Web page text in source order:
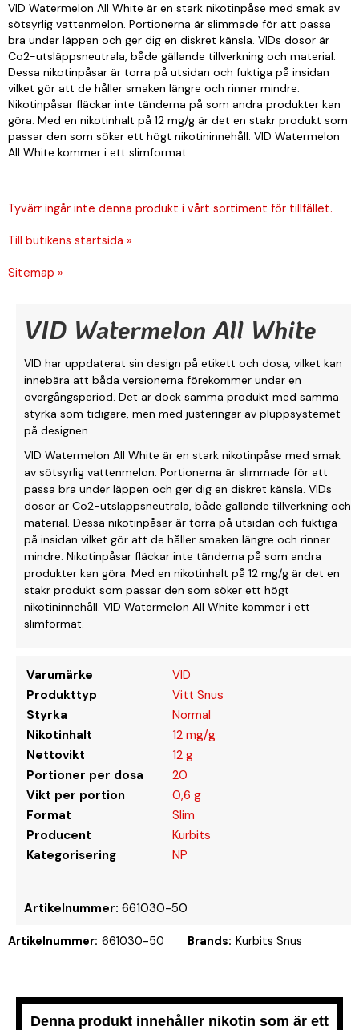
VID Watermelon All White är en stark nikotinpåse med smak av
sötsyrlig vattenmelon. Portionerna är slimmade för att passa
bra under läppen och ger dig en diskret känsla. VIDs dosor är
Co2-utsläppsneutrala, både gällande tillverkning och material.
Dessa nikotinpåsar är torra på utsidan och fuktiga på insidan
vilket gör att de håller smaken längre och rinner mindre.
Nikotinpåsar fläckar inte tänderna på som andra produkter kan
göra. Med en nikotinhalt på 12 mg/g är det en stakr produkt som
passar den som söker ett högt nikotininnehåll. VID Watermelon
All White kommer i ett slimformat.
Tyvärr ingår inte denna produkt i vårt sortiment för tillfället.
Till butikens startsida »
Sitemap »
VID Watermelon All White
VID har uppdaterat sin design på etikett och dosa, vilket kan
innebära att båda versionerna förekommer under en
övergångsperiod. Det är dock samma produkt med samma
styrka som tidigare, men med justeringar av pluppsystemet
på designen.
VID Watermelon All White är en stark nikotinpåse med smak
av sötsyrlig vattenmelon. Portionerna är slimmade för att
passa bra under läppen och ger dig en diskret känsla. VIDs
dosor är Co2-utsläppsneutrala, både gällande tillverkning och
material. Dessa nikotinpåsar är torra på utsidan och fuktiga
på insidan vilket gör att de håller smaken längre och rinner
mindre. Nikotinpåsar fläckar inte tänderna på som andra
produkter kan göra. Med en nikotinhalt på 12 mg/g är det en
stakr produkt som passar den som söker ett högt
nikotininnehåll. VID Watermelon All White kommer i ett
slimformat.
Varumärke
VID
Produkttyp
Vitt Snus
Styrka
Normal
Nikotinhalt
12 mg/g
Nettovikt
12 g
Portioner per dosa
20
Vikt per portion
0,6 g
Format
Slim
Producent
Kurbits
Kategorisering
NP
Artikelnummer: 661030-50
Artikelnummer: 661030-50 Brands: Kurbits Snus
Denna produkt innehåller nikotin som är ett